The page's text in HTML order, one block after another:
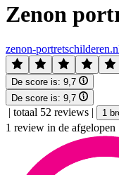
Zenon
zenon-
De score is: 9,7
De score is: 9,7
| totaal 52 reviews | 1
1 review in de afgelopen